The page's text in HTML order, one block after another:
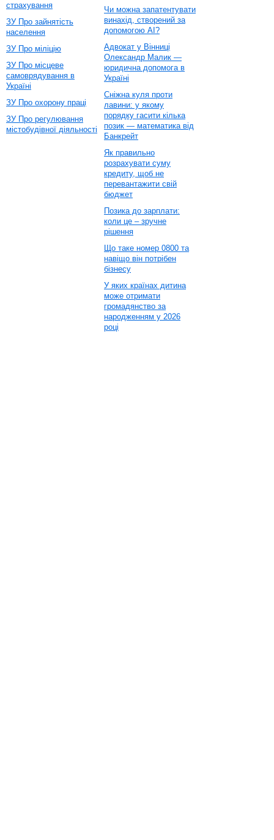
страхування
ЗУ Про зайнятість
населення
ЗУ Про міліцію
ЗУ Про місцеве
самоврядування в
Україні
ЗУ Про охорону праці
ЗУ Про регулювання
містобудівної діяльності
Чи можна запатентувати
винахід, створений за
допомогою AI?
Адвокат у Вінниці
Олександр Малик —
юридична допомога в
Україні
Сніжна куля проти
лавини: у якому
порядку гасити кілька
позик — математика від
Банкрейт
Як правильно
розрахувати суму
кредиту, щоб не
перевантажити свій
бюджет
Позика до зарплати:
коли це – зручне
рішення
Що таке номер 0800 та
навіщо він потрібен
бізнесу
У яких країнах дитина
може отримати
громадянство за
народженням у 2026
році